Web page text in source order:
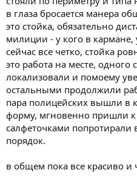
в глаза бросается манера
это стойка, обязательно
милиции - у кого в кармане,
сейчас все четко, стойка
это работа на месте, одного
локализовали и помоему
остальными продолжили
пара полицейских вышли в
форму, мгновенно пришли к
салфеточками попротирали
порядок.
в общем пока все красиво и